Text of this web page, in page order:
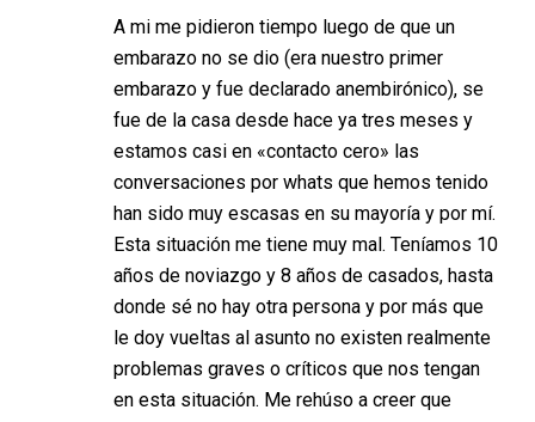
A mi me pidieron tiempo luego de que un
embarazo no se dio (era nuestro primer
embarazo y fue declarado anembirónico), se
fue de la casa desde hace ya tres meses y
estamos casi en «contacto cero» las
conversaciones por whats que hemos tenido
han sido muy escasas en su mayoría y por mí.
Esta situación me tiene muy mal. Teníamos 10
años de noviazgo y 8 años de casados, hasta
donde sé no hay otra persona y por más que
le doy vueltas al asunto no existen realmente
problemas graves o críticos que nos tengan
en esta situación. Me rehúso a creer que